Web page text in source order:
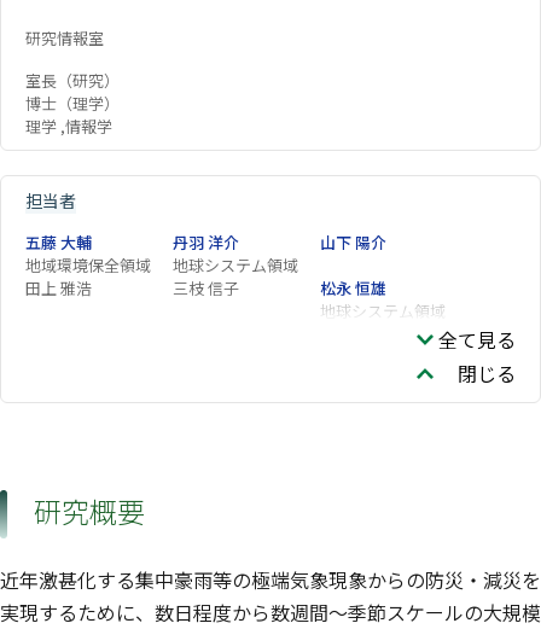
研究情報室
室長（研究）
博士（理学）
理学 ,情報学
担当者
五藤 大輔
地域環境保全領域
丹羽 洋介
地球システム領域
山下 陽介
田上 雅浩
三枝 信子
松永 恒雄
地球システム領域
全て見る
閉じる
研究概要
近年激甚化する集中豪雨等の極端気象現象からの防災・減災を
実現するために、数日程度から数週間〜季節スケールの大規模